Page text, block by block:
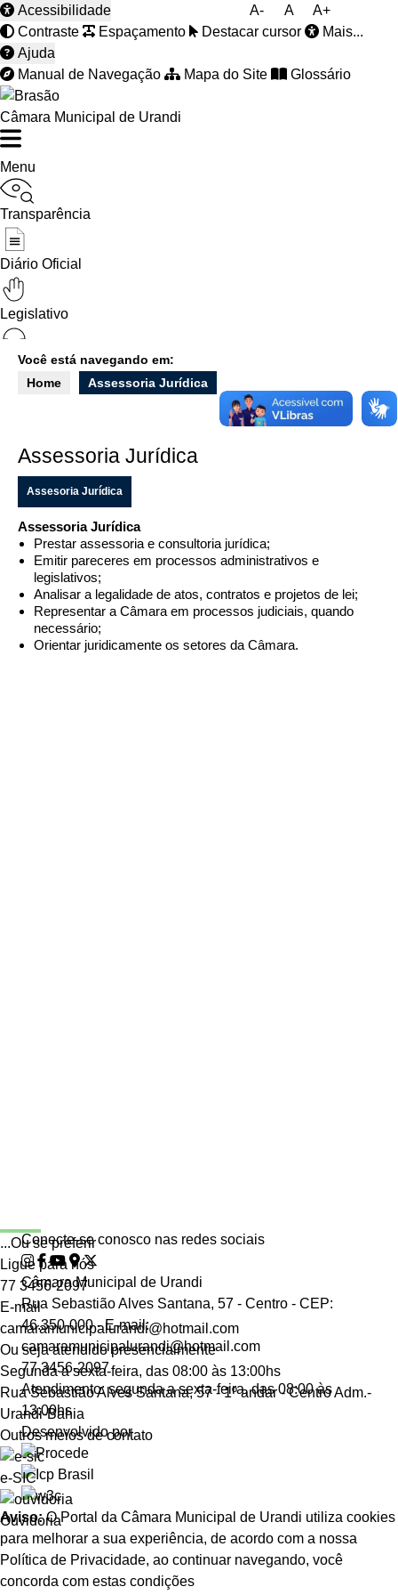
A- A A+
Acessibilidade
Contraste
Espaçamento Destacar cursor
Mais...
Ajuda
Manual de Navegação
Mapa do Site Glossário
Câmara Municipal de Urandi
Menu
Transparência
Diário Oficial
Legislativo
Ouvidoria
Filtrar por todos
Acesso à Informação
Cidadão
Empresas
Fotos
Notícias
Secretarias
Servidor
...Ou se preferir
Ligue para nós
77 3456-2097
E-mail
camaramunicipalurandi@hotmail.com
Ou seja atendido presencialmente
Segunda a sexta-feira, das 08:00 às 13:00hs
Rua Sebastião Alves Santana, 57 - 1º andar - Centro Adm.-
Urandi-Bahia
Outros meios de contato
e-SIC
Ouvidoria
Você está navegando em:
Home
Assessoria Jurídica
Assessoria Jurídica
Assesoria Jurídica
Assessoria Jurídica
Prestar assessoria e consultoria jurídica;
Emitir pareceres em processos administrativos e
legislativos;
Analisar a legalidade de atos, contratos e projetos de lei;
Representar a Câmara em processos judiciais, quando
necessário;
Orientar juridicamente os setores da Câmara.
Conecte-se conosco nas redes sociais
Câmara Municipal de Urandi
Rua Sebastião Alves Santana, 57 - Centro - CEP:
46.350-000 - E-mail:
camaramunicipalurandi@hotmail.com
77 3456-2097
Atendimento: segunda a sexta-feira, das 08:00 às
13:00hs
Desenvolvido por
Aviso:O Portal da Câmara Municipal de Urandi utiliza cookies
para melhorar a sua experiência, de acordo com a nossa
Política de Privacidade, ao continuar navegando, você
concorda com estas condições